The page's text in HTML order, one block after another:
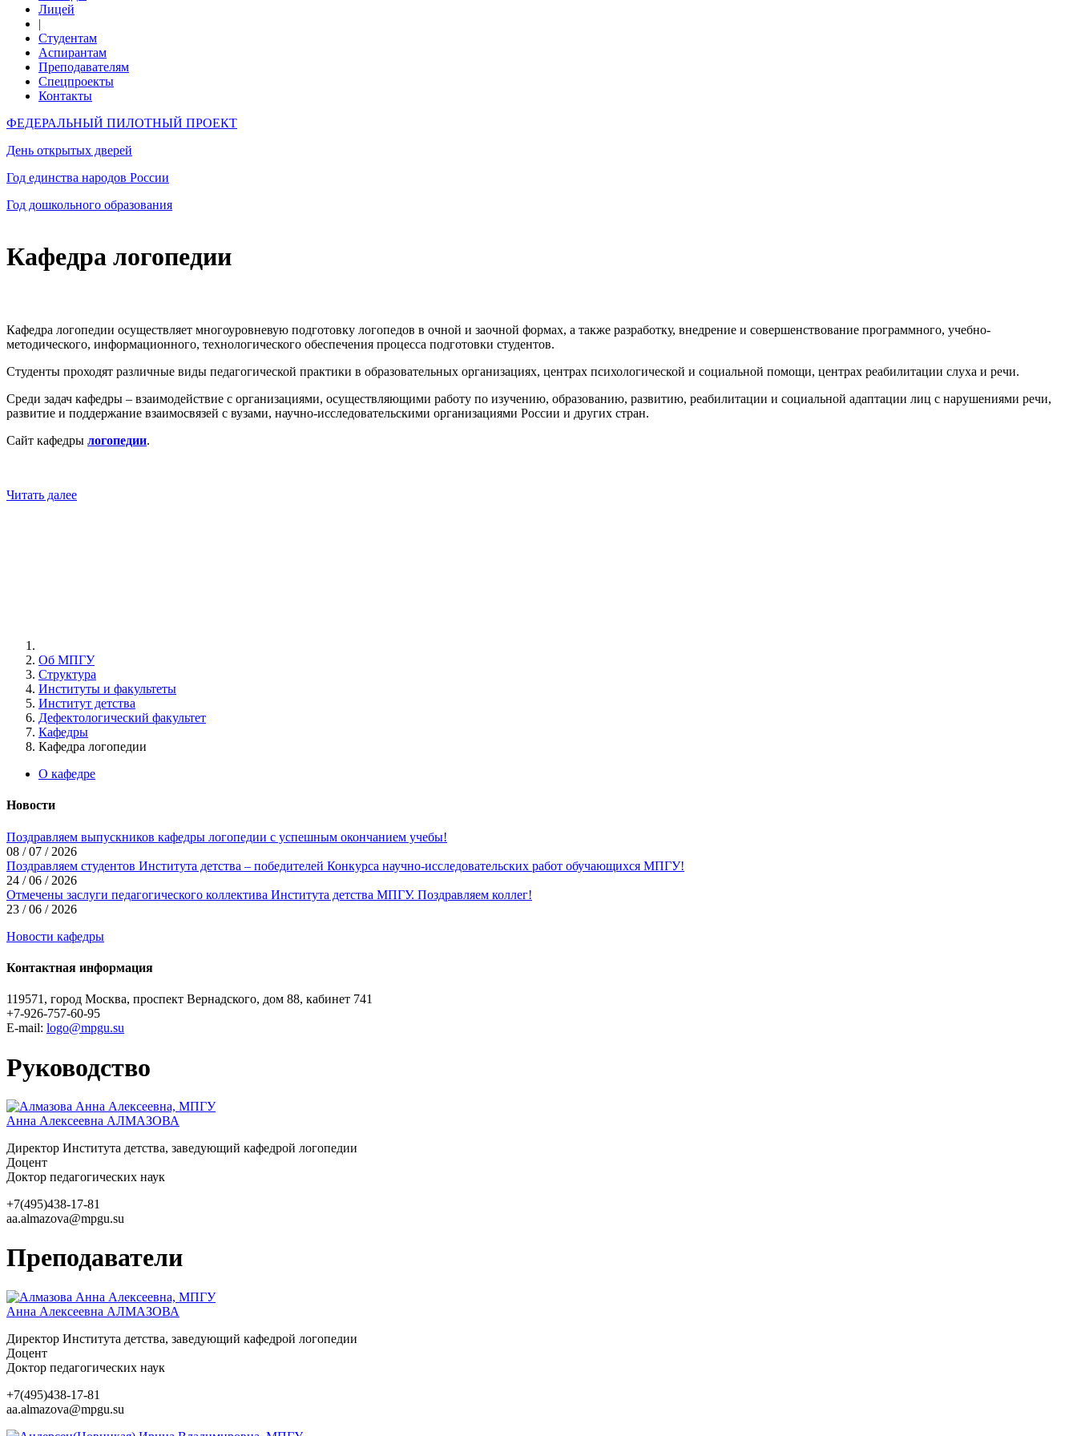
Лицей
|
Студентам
Аспирантам
Преподавателям
Спецпроекты
Контакты
ФЕДЕРАЛЬНЫЙ ПИЛОТНЫЙ ПРОЕКТ
День открытых дверей
Год единства народов России
Год дошкольного образования
Кафедра логопедии
Кафедра логопедии осуществляет многоуровневую подготовку логопедов в очной и заочной формах, а также разработку, внедрение и совершенствование программного, учебно-
методического, информационного, технологического обеспечения процесса подготовки студентов.
Студенты проходят различные виды педагогической практики в образовательных организациях, центрах психологической и социальной помощи, центрах реабилитации слуха и речи.
Среди задач кафедры – взаимодействие с организациями, осуществляющими работу по изучению, образованию, развитию, реабилитации и социальной адаптации лиц с нарушениями речи,
развитие и поддержание взаимосвязей с вузами, научно-исследовательскими организациями России и других стран.
Сайт кафедры логопедии.
Читать далее
Об МПГУ
Структура
Институты и факультеты
Институт детства
Дефектологический факультет
Кафедры
Кафедра логопедии
О кафедре
Новости
Поздравляем выпускников кафедры логопедии с успешным окончанием учебы!
08 / 07 / 2026
Поздравляем студентов Института детства – победителей Конкурса научно-исследовательских работ обучающихся МПГУ!
24 / 06 / 2026
Отмечены заслуги педагогического коллектива Института детства МПГУ. Поздравляем коллег!
23 / 06 / 2026
Новости кафедры
Контактная информация
119571, город Москва, проспект Вернадского, дом 88, кабинет 741
+7-926-757-60-95
E-mail: logo@mpgu.su
Руководство
Анна Алексеевна АЛМАЗОВА
Директор Института детства, заведующий кафедрой логопедии
Доцент
Доктор педагогических наук
+7(495)438-17-81
aa.almazova@mpgu.su
Преподаватели
Анна Алексеевна АЛМАЗОВА
Директор Института детства, заведующий кафедрой логопедии
Доцент
Доктор педагогических наук
+7(495)438-17-81
aa.almazova@mpgu.su